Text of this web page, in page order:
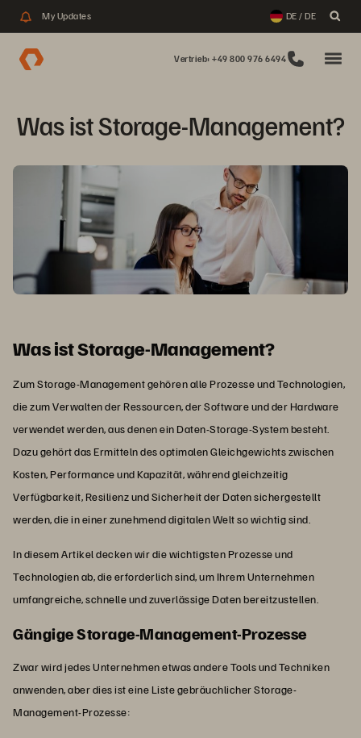
My Updates DE / DE
Vertrieb: +49 800 976 6494
Was ist Storage-Management?
Was ist Storage-Management?
Zum Storage-Management gehören alle Prozesse und Technologien,
die zum Verwalten der Ressourcen, der Software und der Hardware
verwendet werden, aus denen ein Daten-Storage-System besteht.
Dazu gehört das Ermitteln des optimalen Gleichgewichts zwischen
Kosten, Performance und Kapazität, während gleichzeitig
Verfügbarkeit, Resilienz und Sicherheit der Daten sichergestellt
werden, die in einer zunehmend digitalen Welt so wichtig sind.
In diesem Artikel decken wir die wichtigsten Prozesse und
Technologien ab, die erforderlich sind, um Ihrem Unternehmen
umfangreiche, schnelle und zuverlässige Daten bereitzustellen.
Gängige Storage-Management-Prozesse
Zwar wird jedes Unternehmen etwas andere Tools und Techniken
anwenden, aber dies ist eine Liste gebräuchlicher Storage-
Management-Prozesse: